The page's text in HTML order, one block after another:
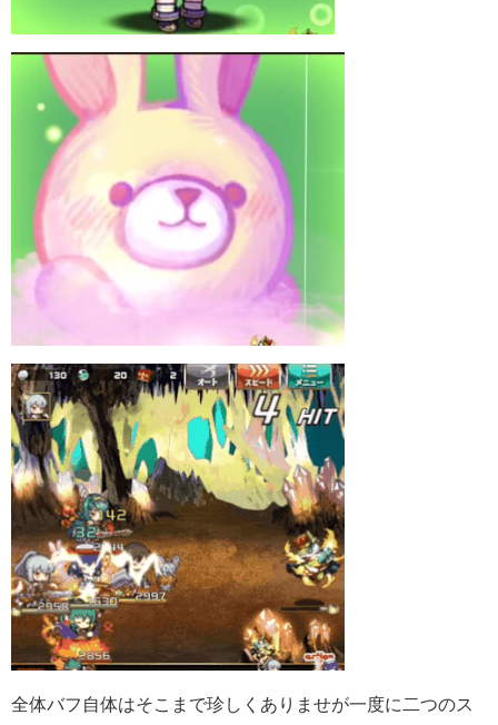
全体バフ自体はそこまで珍しくありませが一度に二つのス